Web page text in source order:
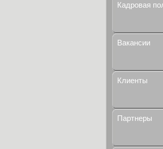
Кадровая
Вакансии
Клиенты
Партнеры